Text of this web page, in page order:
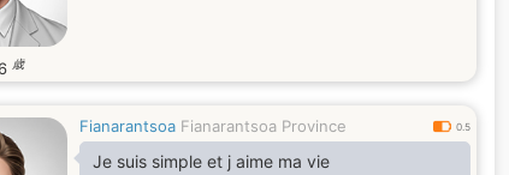
歳
Fianarantsoa Fianarantsoa Province 0.5
Je suis simple et j aime ma vie